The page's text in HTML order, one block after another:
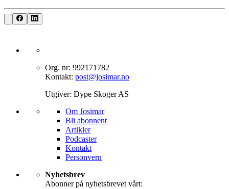
Org. nr: 992171782
Kontakt: post@josimar.no
Utgiver: Dype Skoger AS
Om J‌osimar ‍ ​‍​‍‌‍
Bli abonnent​​​​‌ ‍ ​‍​‍‌‍ ‌ ​‍‌‍‍‌‌‍‌ ‌‍‍‌‌‍ ‍​‍​‍​ ‍‍​‍​‍‌ ​ ‌‍​‌‌‍ ‍‌‍‍‌‌ ‌​‌ ‍‌​‍ ‍‌‍‍‌‌‍ ​‍​‍​‍ ​​‍​‍‌‍‍​‌ ​‍‌‍‌‌‌‍‌‍​‍​‍​ ‍‍​‍​‍‌‍‍​‌ ‌​‌ ‌​‌ ​​‌ ​ ​ ‍‍​‍ ​‍ ‌‍‌‌‌‍‌​‌‍‍‌‌ ‌​​‍ ‍‌‍‍‌‌‍‌​‌‍​‌‌‍‌ ‌ ​‍‌‍​‌‌‍ ‍‌‍‍‍‌‍​‌‌‍ ‍‌ ​ ‌‍‌‌‌‍ ‍​‍ ‍‌‍​ ‌‍ ‌‍ ‌​‍ ‌‍‍‌‌‍ ‍‌ ‌​‌‍‌‌‌‍ ‍‌ ‌​​‍ ‌‍‌‌‌‍‌​‌‍‍‌‌ ‌​​‍ ‌‍ ‌‌‍ ‌‍‌​‌‍‌‌​ ‌‌ ​​‌ ​‍‌‍‌‌‌ ​ ‌‍‌‌‌‍ ‍‌ ‌​‌‍​‌‌ ‌​‌‍‍‌‌‍ ‌‍ ‍​ ‍ ‌‍‍‌‌‍‌​​ ‌‌‍‌‍‌‍ ‌‍ ‌ ‌​‌‍‌‌‌ ​‍​ ‍ ‌ ‌​‌ ‍‌‌ ​​‌‍‌‌​ ‌‌‍‌‍‌‍ ‌‍ ‌ ‌​‌‍‌‌‌ ​‍​ ‍ ‌ ​​‌‍​‌‌ ‌​‌‍‍​​ ‌‌‍​ ‌‍ ‌‍ ​‌ ‌‌‌‍ ‌‌‍ ‍‌ ​ ​‍‌‌​ ‌‌‌​​‍‌‌ ‌‍‍ ‌‍‌‌‌ ‍‌​‍‌‌​ ​ ‌​‌​​‍‌‌​ ​ ‌​‌​​‍‌‌​ ​‍​ ​‍‌‍​‍​ ‍‌‌‍​ ‌‍‌‍‌‍​ ​ ​‌​ ‌​‌‍​‍‌‍‌‍​ ‍​​ ‌‌‌‍​‍​‍‌‌​ ​‍​ ​‍​‍‌‌​ ‌‌‌​‌​​‍ ‍‌‍​ ‌‍ ‌‍ ​‌ ‌‌‌‍ ‌‌‍ ‍‌​‍‌‌ ‌​‌‍‌‌‌‍ ‌‌ ​ ​‍‌‌​ ‌‌‌​​‍‌‌ ‌‍‍ ‌‍‌‌‌ ‍‌​‍‌‌​ ​ ‌​‌​​‍‌‌​ ​ ‌​‌​​‍‌‌​ ​‍​ ​‍‌‍​‌‌‍‌‍​ ‌‍​ ‌​‌‍‌‌​ ‍‌‌‍‌​‌‍​‍​ ‌ ‌‍​‌​ ‌ ​ ​​​‍‌‌​ ​‍​ ​‍​‍‌‌​ ‌‌‌​‌​​‍ ‍‌‍‍‌‌ ‌​‌‍‌‌‌‍ ‌‌ ​ ​‍‌‌​ ‌‌‌​​‍‌‌ ‌‍‍ ‌‍‌‌‌ ‍‌​‍‌‌​ ​ ‌​‌​​‍‌‌​ ​ ‌​‌​​‍‌‌​ ​‍​ ​‍‌‍‌‌‌‍​‌‌‍‌‌​ ‌‍‌‍​‍‌‍‌‌‌‍‌‌‌‍‌‍‌‍​‍​ ‍​​ ​ ​ ​ ​‍‌‌​ ​‍​ ​‍​‍‌‌​ ‌‌‌​‌​​‍ ‍‌‍ ​‌‍​‌‌‍​‍‌‍‌‌‌‍ ​​ ‌‍​‍‌‍​‌‌ ​ ‌‍‌‌‌‌‌‌‌ ​‍‌‍ ​​ ‌‌‍‍​‌ ‌​‌ ‌​‌ ​​‌ ​ ​‍‌‌​ ​ ‌​​‌​‍‌‌​ ​‍‌​‌‍​‍‌‌​ ​‍‌​‌‍‌‍‌‌‌‍‌​‌‍‍‌‌ ‌​​‍ ‍‌‍‍‌‌‍‌​‌‍​‌‌‍‌ ‌ ​‍‌‍​‌‌‍ ‍‌‍‍‍‌‍​‌‌‍ ‍‌ ​ ‌‍‌‌‌‍ ‍​‍ ‍‌‍​ ‌‍ ‌‍ ‌​‍‌‍‌‍‍‌‌‍‌​​ ‌‌‍‌‍‌‍ ‌‍ ‌ ‌​‌‍‌‌‌ ​‍​‍‌‍‌ ‌​‌ ‍‌‌ ​​‌‍‌‌​ ‌‌‍‌‍‌‍ ‌‍ ‌ ‌​‌‍‌‌‌ ​‍​‍‌‍‌ ​​‌‍​‌‌ ‌​‌‍‍​​ ‌‌‍​ ‌‍ ‌‍ ​‌ ‌‌‌‍ ‌‌‍ ‍‌ ​ ​‍‌‌​ ‌‌‌​​‍‌‌ ‌‍‍ ‌‍‌‌‌ ‍‌​‍‌‌​ ​ ‌​‌​​‍‌‌​ ​ ‌​‌​​‍‌‌​ ​‍​ ​‍‌‍​‍​ ‍‌‌‍​ ‌‍‌‍‌‍​ ​ ​‌​ ‌​‌‍​‍‌‍‌‍​ ‍​​ ‌‌‌‍​‍​‍‌‌​ ​‍​ ​‍​‍‌‌​ ‌‌‌​‌​​‍ ‍‌‍​ ‌‍ ‌‍ ​‌ ‌‌‌‍ ‌‌‍ ‍‌​‍‌‌ ‌​‌‍‌‌‌‍ ‌‌ ​ ​‍‌‌​ ‌‌‌​​‍‌‌ ‌‍‍ ‌‍‌‌‌ ‍‌​‍‌‌​ ​ ‌​‌​​‍‌‌​ ​ ‌​‌​​‍‌‌​ ​‍​ ​‍‌‍​‌‌‍‌‍​ ‌‍​ ‌​‌‍‌‌​ ‍‌‌‍‌​‌‍​‍​ ‌ ‌‍​‌​ ‌ ​ ​​​‍‌‌​ ​‍​ ​‍​‍‌‌​ ‌‌‌​‌​​‍ ‍‌‍‍‌‌ ‌​‌‍‌‌‌‍ ‌‌ ​ ​‍‌‌​ ‌‌‌​​‍‌‌ ‌‍‍ ‌‍‌‌‌ ‍‌​‍‌‌​ ​ ‌​‌​​‍‌‌​ ​ ‌​‌​​‍‌‌​ ​‍​ ​‍‌‍‌‌‌‍​‌‌‍‌‌​ ‌‍‌‍​‍‌‍‌‌‌‍‌‌‌‍‌‍‌‍​‍​ ‍​​ ​ ​ ​ ​‍‌‌​ ​‍​ ​‍​‍‌‌​ ‌‌‌​‌​​‍ ‍‌‍ ​‌‍​‌‌‍​‍‌‍‌‌‌‍ ​​‍‌‍‌ ​​‌‍‌‌‌ ​‍‌ ​ ‌ ​​‌‍‌‌‌‍​ ‌ ‌​‌‍‍‌‌ ‌‍‌‍‌‌​ ‌‌ ​​‌ ‌‌‌‍​‍‌‍ ​‌‍‍‌‌ ​ ‌‍‍​‌‍‌‌‌‍‌​​‍​‍‌ ‌
Artikler
Podcaster
Kontakt
Personvern​​​​‌ ‍ ​‍​‍‌‍ ‌ ​‍‌‍‍‌‌‍‌ ‌‍‍‌‌‍ ‍​‍​‍​ ‍‍​‍​‍‌ ​ ‌‍​‌‌‍ ‍‌‍‍‌‌ ‌​‌ ‍‌​‍ ‍‌‍‍‌‌‍ ​‍​‍​‍ ​​‍​‍‌‍‍​‌ ​‍‌‍‌‌‌‍‌‍​‍​‍​ ‍‍​‍​‍‌‍‍​‌ ‌​‌ ‌​‌ ​​‌ ​ ​ ‍‍​‍ ​‍ ‌‍‌‌‌‍‌​‌‍‍‌‌ ‌​​‍ ‍‌‍‍‌‌‍‌​‌‍​‌‌‍‌ ‌ ​‍‌‍​‌‌‍ ‍‌‍‍‍‌‍​‌‌‍ ‍‌ ​ ‌‍‌‌‌‍ ‍​‍ ‍‌‍​ ‌‍ ‌‍ ‌​‍ ‌‍‍‌‌‍ ‍‌ ‌​‌‍‌‌‌‍ ‍‌ ‌​​‍ ‌‍‌‌‌‍‌​‌‍‍‌‌ ‌​​‍ ‌‍ ‌‌‍ ‌‍‌​‌‍‌‌​ ‌‌ ​​‌ ​‍‌‍‌‌‌ ​ ‌‍‌‌‌‍ ‍‌ ‌​‌‍​‌‌ ‌​‌‍‍‌‌‍ ‌‍ ‍​ ‍ ‌‍‍‌‌‍‌​​ ‌‌‍‌‍‌‍ ‌‍ ‌ ‌​‌‍‌‌‌ ​‍​ ‍ ‌ ‌​‌ ‍‌‌ ​​‌‍‌‌​ ‌‌‍‌‍‌‍ ‌‍ ‌ ‌​‌‍‌‌‌ ​‍​ ‍ ‌ ​​‌‍​‌‌ ‌​‌‍‍​​ ‌‌‍​ ‌‍ ‌‍ ​‌ ‌‌‌‍ ‌‌‍ ‍‌ ​ ​‍‌‌​ ‌‌‌​​‍‌‌ ‌‍‍ ‌‍‌‌‌ ‍‌​‍‌‌​ ​ ‌​‌​​‍‌‌​ ​ ‌​‌​​‍‌‌​ ​‍​ ​‍‌‍​‍​ ‍‌‌‍​ ‌‍‌‍‌‍​ ​ ​‌​ ‌​‌‍​‍‌‍‌‍​ ‍​​ ‌‌‌‍​‍​‍‌‌​ ​‍​ ​‍​‍‌‌​ ‌‌‌​‌​​‍ ‍‌‍​ ‌‍ ‌‍ ​‌ ‌‌‌‍ ‌‌‍ ‍‌​‍‌‌ ‌​‌‍‌‌‌‍ ‌‌ ​ ​‍‌‌​ ‌‌‌​​‍‌‌ ‌‍‍ ‌‍‌‌‌ ‍‌​‍‌‌​ ​ ‌​‌​​‍‌‌​ ​ ‌​‌​​‍‌‌​ ​‍​ ​‍‌‍​‌‌‍‌‍​ ‌‍​ ‌​‌‍‌‌​ ‍‌‌‍‌​‌‍​‍​ ‌ ‌‍​‌​ ‌ ​ ​​​‍‌‌​ ​‍​ ​‍​‍‌‌​ ‌‌‌​‌​​‍ ‍‌‍‍‌‌ ‌​‌‍‌‌‌‍ ‌‌ ​ ​‍‌‌​ ‌‌‌​​‍‌‌ ‌‍‍ ‌‍‌‌‌ ‍‌​‍‌‌​ ​ ‌​‌​​‍‌‌​ ​ ‌​‌​​‍‌‌​ ​‍​ ​‍​ ‌‌‌‍​ ‌‍‌​​ ​‍​ ‍‌​ ​‍​ ​‌‌‍‌​​ ‌‍‌‍‌‌​ ‌‌​ ‌‍​‍‌‌​ ​‍​ ​‍​‍‌‌​ ‌‌‌​‌​​‍ ‍‌‍ ​‌‍​‌‌‍​‍‌‍‌‌‌‍ ​​ ‌‍​‍‌‍​‌‌ ​ ‌‍‌‌‌‌‌‌‌ ​‍‌‍ ​​ ‌‌‍‍​‌ ‌​‌ ‌​‌ ​​‌ ​ ​‍‌‌​ ​ ‌​​‌​‍‌‌​ ​‍‌​‌‍​‍‌‌​ ​‍‌​‌‍‌‍‌‌‌‍‌​‌‍‍‌‌ ‌​​‍ ‍‌‍‍‌‌‍‌​‌‍​‌‌‍‌ ‌ ​‍‌‍​‌‌‍ ‍‌‍‍‍‌‍​‌‌‍ ‍‌ ​ ‌‍‌‌‌‍ ‍​‍ ‍‌‍​ ‌‍ ‌‍ ‌​‍‌‍‌‍‍‌‌‍‌​​ ‌‌‍‌‍‌‍ ‌‍ ‌ ‌​‌‍‌‌‌ ​‍​‍‌‍‌ ‌​‌ ‍‌‌ ​​‌‍‌‌​ ‌‌‍‌‍‌‍ ‌‍ ‌ ‌​‌‍‌‌‌ ​‍​‍‌‍‌ ​​‌‍​‌‌ ‌​‌‍‍​​ ‌‌‍​ ‌‍ ‌‍ ​‌ ‌‌‌‍ ‌‌‍ ‍‌ ​ ​‍‌‌​ ‌‌‌​​‍‌‌ ‌‍‍ ‌‍‌‌‌ ‍‌​‍‌‌​ ​ ‌​‌​​‍‌‌​ ​ ‌​‌​​‍‌‌​ ​‍​ ​‍‌‍​‍​ ‍‌‌‍​ ‌‍‌‍‌‍​ ​ ​‌​ ‌​‌‍​‍‌‍‌‍​ ‍​​ ‌‌‌‍​‍​‍‌‌​ ​‍​ ​‍​‍‌‌​ ‌‌‌​‌​​‍ ‍‌‍​ ‌‍ ‌‍ ​‌ ‌‌‌‍ ‌‌‍ ‍‌​‍‌‌ ‌​‌‍‌‌‌‍ ‌‌ ​ ​‍‌‌​ ‌‌‌​​‍‌‌ ‌‍‍ ‌‍‌‌‌ ‍‌​‍‌‌​ ​ ‌​‌​​‍‌‌​ ​ ‌​‌​​‍‌‌​ ​‍​ ​‍‌‍​‌‌‍‌‍​ ‌‍​ ‌​‌‍‌‌​ ‍‌‌‍‌​‌‍​‍​ ‌ ‌‍​‌​ ‌ ​ ​​​‍‌‌​ ​‍​ ​‍​‍‌‌​ ‌‌‌​‌​​‍ ‍‌‍‍‌‌ ‌​‌‍‌‌‌‍ ‌‌ ​ ​‍‌‌​ ‌‌‌​​‍‌‌ ‌‍‍ ‌‍‌‌‌ ‍‌​‍‌‌​ ​ ‌​‌​​‍‌‌​ ​ ‌​‌​​‍‌‌​ ​‍​ ​‍​ ‌‌‌‍​ ‌‍‌​​ ​‍​ ‍‌​ ​‍​ ​‌‌‍‌​​ ‌‍‌‍‌‌​ ‌‌​ ‌‍​‍‌‌​ ​‍​ ​‍​‍‌‌​ ‌‌‌​‌​​‍ ‍‌‍ ​‌‍​‌‌‍​‍‌‍‌‌‌‍ ​​‍‌‍‌ ​​‌‍‌‌‌ ​‍‌ ​ ‌ ​​‌‍‌‌‌‍​ ‌ ‌​‌‍‍‌‌ ‌‍‌‍‌‌​ ‌‌ ​​‌ ‌‌‌‍​‍‌‍ ​‌‍‍‌‌ ​ ‌‍‍​‌‍‌‌‌‍‌​​‍​‍‌ ‌
Nyhetsbrev
Abonner på nyhetsbrevet vårt: